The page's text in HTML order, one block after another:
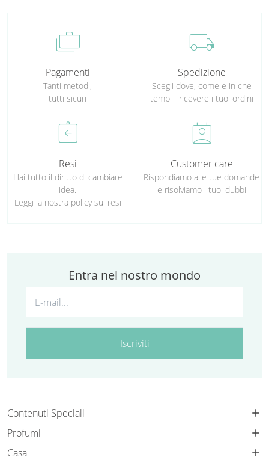
cases
Pagamenti
Tanti metodi,
tutti sicuri
local_shipping
Spedizione
Scegli dove, come e in che
tempi ricevere i tuoi ordini
assignment_return
Resi
Hai tutto il diritto di cambiare
idea.
Leggi la nostra policy sui resi
perm_contact_calendar
Customer care
Rispondiamo alle tue domande
e risolviamo i tuoi dubbi
Entra nel nostro mondo
Iscriviti
Contenuti Speciali
Profumi
Casa